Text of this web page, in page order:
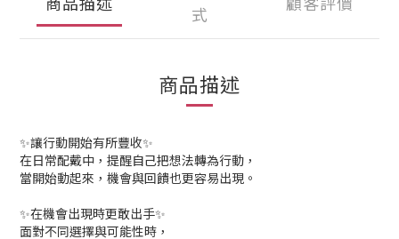
式
商品描述
✨讓行動開始有所豐收✨
在日常配戴中，提醒自己把想法轉為行動，
當開始動起來，機會與回饋也更容易出現。
✨在機會出現時更敢出手✨
面對不同選擇與可能性時，